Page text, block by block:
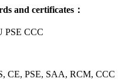
and certificates：
PSE CCC
CE, PSE, SAA, RCM, CCC